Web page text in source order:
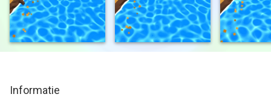
22:42.
Informatie